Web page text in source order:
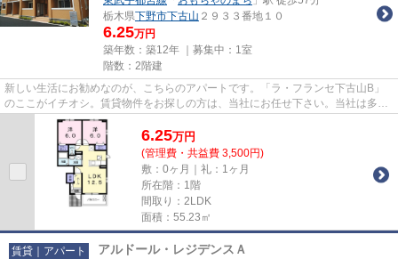
栃木県下野市下古山 ２９３３番地１０
6.25万円
築年数：築12年 ｜募集中： 1室
階数：2階建
新しい生活にお勧めなのが、こちらのアパートです。「ラ・フランセ下古山B」
のここがイチオシ。賃貸物件をお探しの方は、当社にお任せ下さい。当社は多種
多様な物件を取り扱っておりま...
6.25万円
(管理費・共益費 3,500円)
敷：0ヶ月｜礼：1ヶ月
所在階：1階
間取り：2LDK
面積：55.23㎡
賃貸｜アパート アルドール・レジデンスＡ